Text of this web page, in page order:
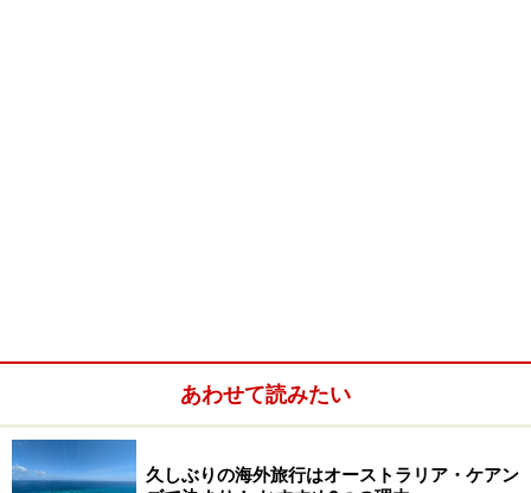
TAS（タスマニア）州
あわせて読みたい
久しぶりの海外旅行はオーストラリア・ケアン